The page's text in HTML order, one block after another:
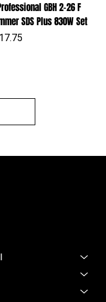
GBH 2-26 F
SDS Plus 830W Set